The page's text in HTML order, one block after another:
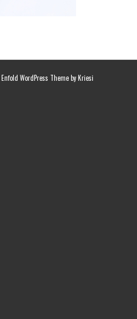
Enfold WordPress Theme by Kriesi